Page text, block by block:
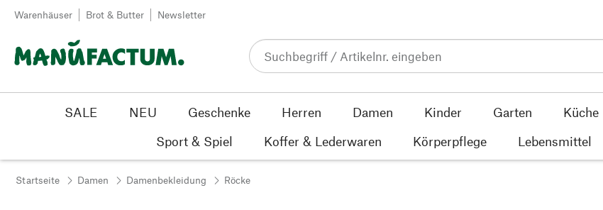
Zum Inhalt springen
Warenhäuser Brot & Butter Newsletter
SALE NEU Geschenke Herren Damen Kinder Garten Küche
Sport & Spiel
Koffer & Lederwaren Körperpflege Lebensmittel
Startseite Damen Damenbekleidung Röcke